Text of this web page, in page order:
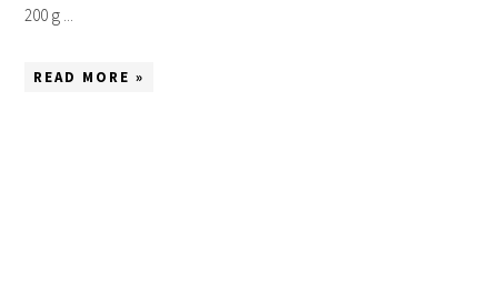
200 g ...
READ MORE »